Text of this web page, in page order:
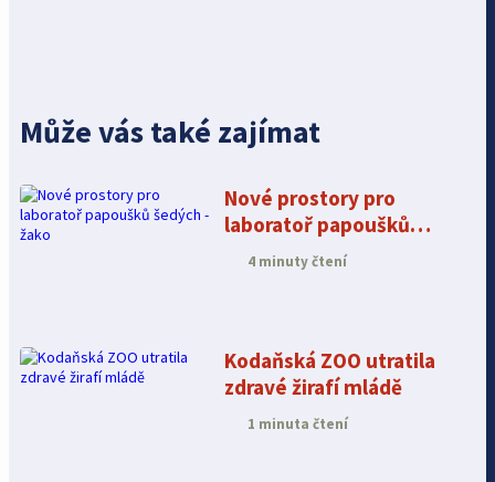
Může vás také zajímat
Nové prostory pro
laboratoř papoušků
šedých - žako
4 minuty čtení
Kodaňská ZOO utratila
zdravé žirafí mládě
1 minuta čtení